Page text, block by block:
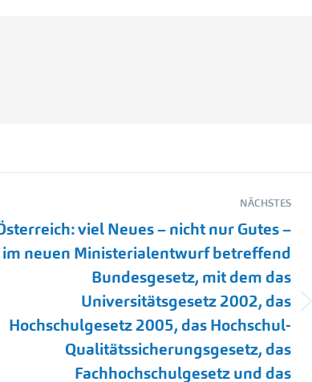
NÄCHSTES
viel Neues – nicht nur Gutes –
im neuen Ministerialentwurf betreffend
Bundesgesetz, mit dem das
Universitätsgesetz 2002, das
Hochschulgesetz 2005, das Hochschul-
Qualitätssicherungsgesetz, das
Fachhochschulgesetz und das